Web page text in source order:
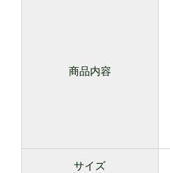
商品内容
サイズ